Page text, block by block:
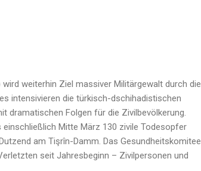
weiterhin Ziel massiver Militärgewalt durch die
intensivieren die türkisch-dschihadistischen
dramatischen Folgen für die Zivilbevölkerung.
Mitte März 130 zivile Todesopfer
am Tişrîn-Damm. Das Gesundheitskomitee
seit Jahresbeginn – Zivilpersonen und